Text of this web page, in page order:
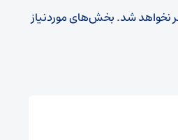
نخواهد شد.بخش‌های موردنیاز